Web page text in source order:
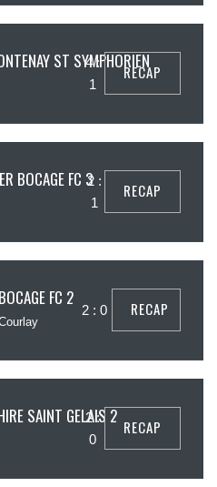
ST SYMPHORIEN
4 :
1
RECAP
BOCAGE FC 32 :
1
RECAP
FC 2
2 : 0 RECAP
SAINT GELAIS 2
2 :
0
RECAP